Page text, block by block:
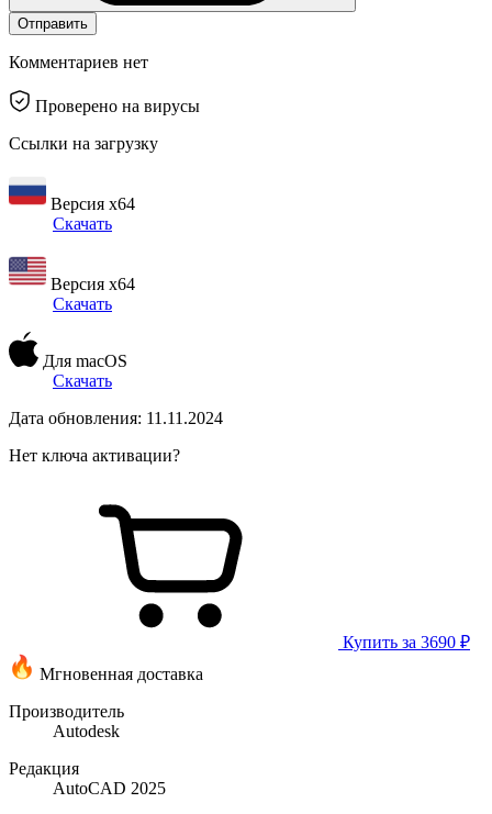
Отправить
Комментариев нет
Проверено на вирусы
Ссылки на загрузку
Версия x64
Скачать
Версия x64
Скачать
Для macOS
Скачать
Дата обновления: 11.11.2024
Нет ключа активации?
Купить за 3690 ₽
Мгновенная доставка
Производитель
Autodesk
Редакция
AutoCAD 2025